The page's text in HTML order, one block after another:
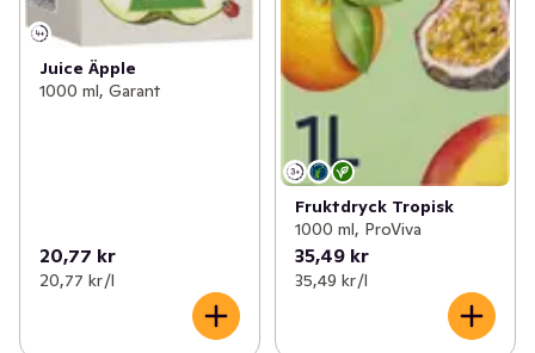
Juice Äpple
1000 ml, Garant
20,77 kr
20,77 kr /l
Fruktdryck Tropisk
1000 ml, ProViva
35,49 kr
35,49 kr /l